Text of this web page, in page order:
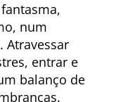
num
Atravessar
entrar e
balanço de